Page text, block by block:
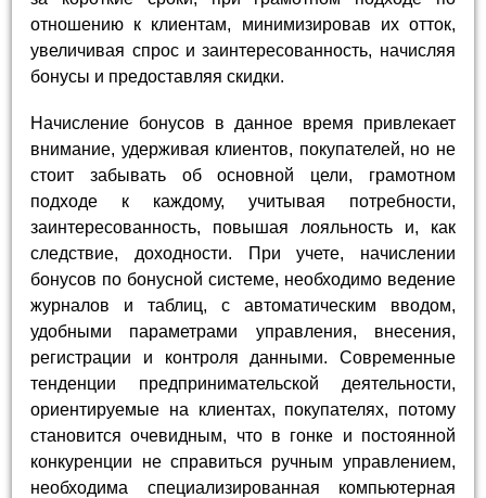
отношению к клиентам, минимизировав их отток,
увеличивая спрос и заинтересованность, начисляя
бонусы и предоставляя скидки.
Начисление бонусов в данное время привлекает
внимание, удерживая клиентов, покупателей, но не
стоит забывать об основной цели, грамотном
подходе к каждому, учитывая потребности,
заинтересованность, повышая лояльность и, как
следствие, доходности. При учете, начислении
бонусов по бонусной системе, необходимо ведение
журналов и таблиц, с автоматическим вводом,
удобными параметрами управления, внесения,
регистрации и контроля данными. Современные
тенденции предпринимательской деятельности,
ориентируемые на клиентах, покупателях, потому
становится очевидным, что в гонке и постоянной
конкуренции не справиться ручным управлением,
необходима специализированная компьютерная